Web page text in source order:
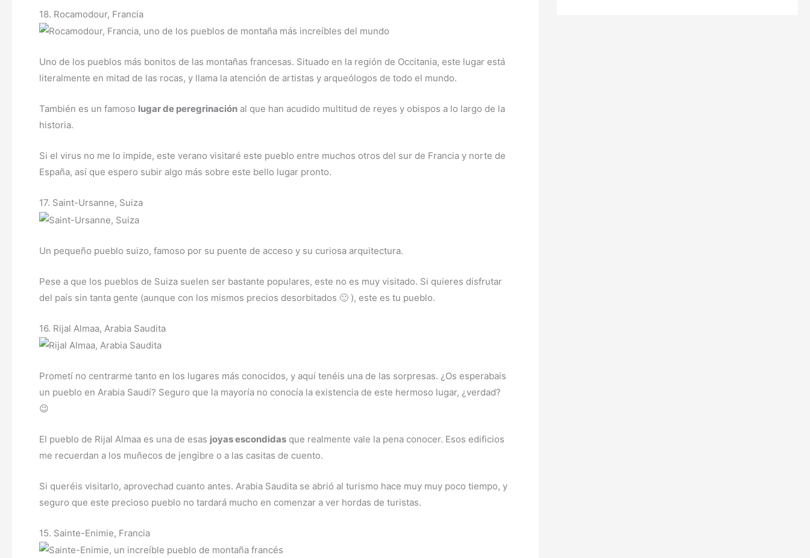
18. Rocamodour, Francia
Uno de los pueblos más bonitos de las montañas francesas. Situado en la región de Occitania, este lugar está
literalmente en mitad de las rocas, y llama la atención de artistas y arqueólogos de todo el mundo.
También es un famoso lugar de peregrinación al que han acudido multitud de reyes y obispos a lo largo de la
historia.
Si el virus no me lo impide, este verano visitaré este pueblo entre muchos otros del sur de Francia y norte de
España, así que espero subir algo más sobre este bello lugar pronto.
17. Saint-Ursanne, Suiza
Un pequeño pueblo suizo, famoso por su puente de acceso y su curiosa arquitectura.
Pese a que los pueblos de Suiza suelen ser bastante populares, este no es muy visitado. Si quieres disfrutar
del país sin tanta gente (aunque con los mismos precios desorbitados 🙂 ), este es tu pueblo.
16. Rijal Almaa, Arabia Saudita
Prometí no centrarme tanto en los lugares más conocidos, y aquí tenéis una de las sorpresas. ¿Os esperabais
un pueblo en Arabia Saudí? Seguro que la mayoría no conocía la existencia de este hermoso lugar, ¿verdad?
😉
El pueblo de Rijal Almaa es una de esas joyas escondidas que realmente vale la pena conocer. Esos edificios
me recuerdan a los muñecos de jengibre o a las casitas de cuento.
Si queréis visitarlo, aprovechad cuanto antes. Arabia Saudita se abrió al turismo hace muy muy poco tiempo, y
seguro que este precioso pueblo no tardará mucho en comenzar a ver hordas de turistas.
15. Sainte-Enimie, Francia